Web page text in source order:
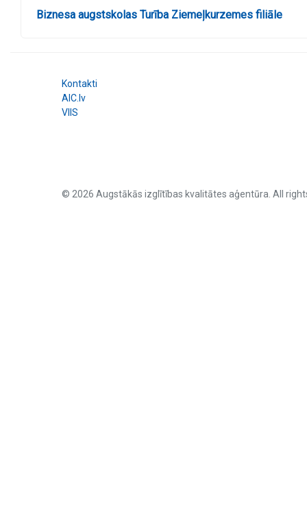
Biznesa augstskolas Turība Ziemeļkurzemes filiāle
Kontakti
AIC.lv
VIIS
© 2026 Augstākās izglītības kvalitātes aģentūra. All